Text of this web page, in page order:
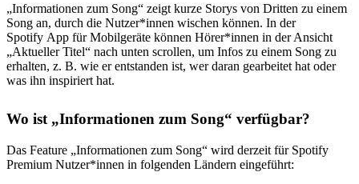
„Informationen zum Song“ zeigt kurze Storys von Dritten zu einem
Song an, durch die Nutzer*innen wischen können. In der
Spotify App für Mobilgeräte können Hörer*innen in der Ansicht
„Aktueller Titel“ nach unten scrollen, um Infos zu einem Song zu
erhalten, z. B. wie er entstanden ist, wer daran gearbeitet hat oder
was ihn inspiriert hat.
Wo ist „Informationen zum Song“ verfügbar?
Das Feature „Informationen zum Song“ wird derzeit für Spotify
Premium Nutzer*innen in folgenden Ländern eingeführt: